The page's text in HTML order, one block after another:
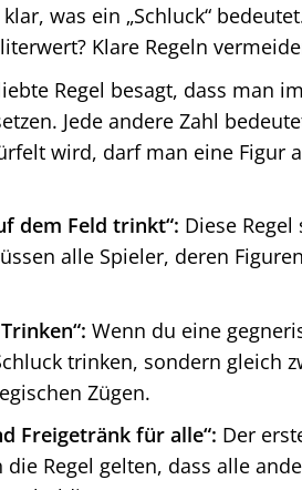
was ein „Schluck“
Klare Regeln
Regel besagt, dass man
Jede andere Zahl
wird, darf man eine Figur
dem Feld trinkt“: Diese
alle Spieler, deren
Wenn du eine
trinken, sondern gleich
Zügen.
Freigetränk für alle“: Der
Regel gelten, dass alle